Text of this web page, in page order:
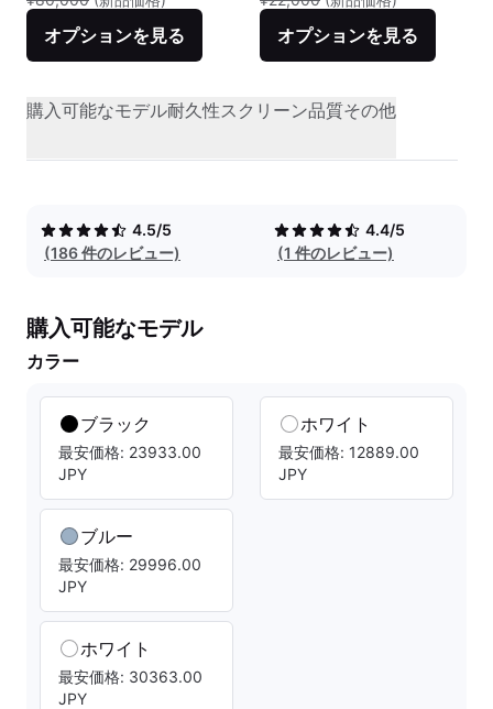
オプションを見る オプションを見る
購入可能なモデル耐久性スクリーン品質その他
4.5/5
(186 件のレビュー)
4.4/5
(1 件のレビュー)
購入可能なモデル
カラー
ブラック
最安価格: 23933.00
JPY
ブルー
最安価格: 29996.00
JPY
ホワイト
最安価格: 30363.00
JPY
ホワイト
最安価格: 12889.00
JPY